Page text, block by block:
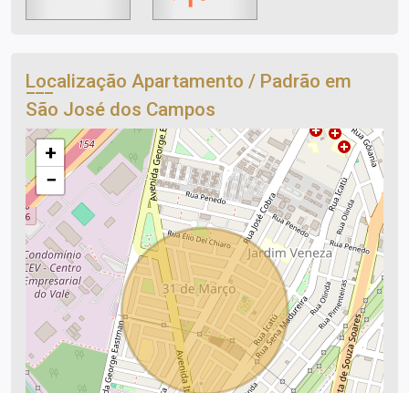
Localização Apartamento / Padrão em
São José dos Campos
+
−